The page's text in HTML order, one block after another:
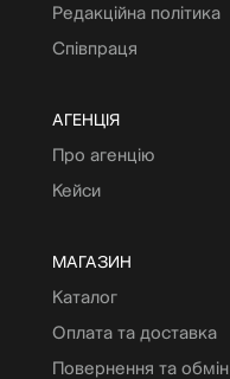
Редакційна політика
Співпраця
АГЕНЦІЯ
Про агенцію
Кейси
МАГАЗИН
Каталог
Оплата та доставка
Повернення та обмін